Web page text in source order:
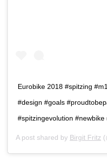
Eurobike 2018 #spitzing
#design #goals
#spitzingevolution
A post shared by Birgit Fritz